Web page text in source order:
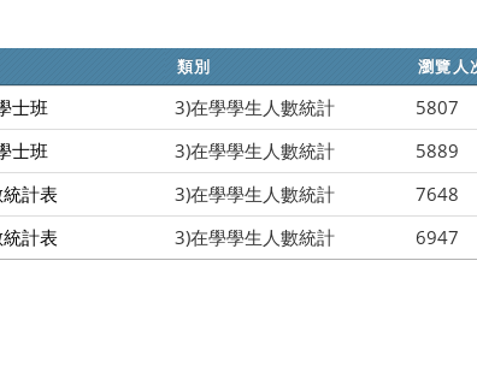
類別 瀏覽人
士班 3)在學學生人數統計
5807
士班 3)在學學生人數統計
5889
計表 3)在學學生人數統計
7648
計表 3)在學學生人數統計 6947